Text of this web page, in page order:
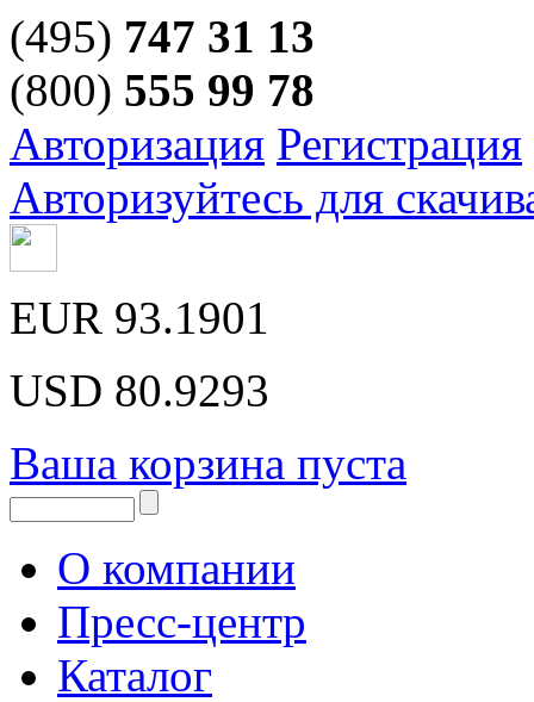
(495) 747 31 13
(800) 555 99 78
Авторизация Регистрация
Авторизуйтесь для
EUR 93.1901
USD 80.9293
Ваша корзина пуста
О компании
Пресс-центр
Каталог